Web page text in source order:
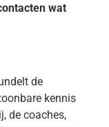
wat
de
kennis
de coaches,